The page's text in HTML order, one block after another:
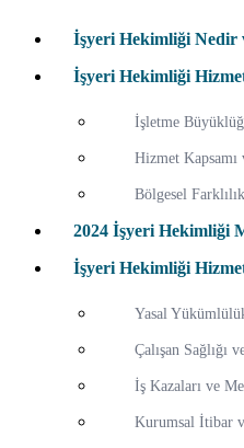
İşyeri Hekimliği Nedir
İşyeri Hekimliği
İşletme
Hizmet Kapsamı
Bölgesel
2024 İşyeri Hekimliği
İşyeri Hekimliği
Yasal
Çalışan Sağlığı
İş Kazaları ve
Kurumsal İtibar